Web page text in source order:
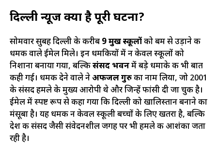
दिल्ली न्यूजक्या है पूरी घटना?
सोमवार सुबह दिल्ली के करीब 9 प्रमुख स्कूलोंको बम से उड़ाने की
धमकी वाले ईमेल मिले। इन धमकियों में न केवल स्कूलों को
निशाना बनाया गया, बल्किसंसद भवनमें बड़े धमाके की भी बात
कही गई। धमकी देने वाले नेअफजल गुरुका नाम लिया, जो 2001
के संसद हमले के मुख्य आरोपी थे और जिन्हें फांसी दी जा चुकी है।
ईमेल में स्पष्ट रूप से कहा गया कि दिल्ली को खालिस्तान बनाने का
मंसूबा है। यह धमकी न केवल स्कूली बच्चों के लिए खतरा है, बल्कि
देश की संसद जैसी संवेदनशील जगह पर भी हमले की आशंका जता
रही है।